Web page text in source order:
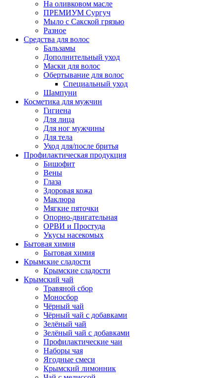
На оливковом масле
ПРЕМИУМ Сургуч
Мыло с Сакской грязью
Разное
Средства для волос
Бальзамы
Дополнительный уход
Маски для волос
Обертывание для волос
Специальный уход
Шампуни
Косметика для мужчин
Гигиена
Для лица
Для ног мужчины
Для тела
Уход для/после бритья
Профилактическая продукция
Бишофит
Вены
Глаза
Здоровая кожа
Маклюра
Мягкие пяточки
Опорно-двигательная
ОРВИ и Простуда
Укусы насекомых
Бытовая химия
Бытовая химия
Крымские сладости
Крымские сладости
Крымский чай
Травяной сбор
Моносбор
Чёрный чай
Чёрный чай с добавками
Зелёный чай
Зелёный чай с добавками
Профилактические чаи
Наборы чая
Ягодные смеси
Крымский лимонник